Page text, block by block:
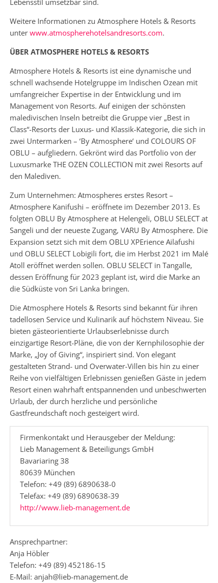
Lebensstil umsetzbar sind.
Weitere Informationen zu Atmosphere Hotels & Resorts
unter www.atmospherehotelsandresorts.com.
ÜBER ATMOSPHERE HOTELS & RESORTS
Atmosphere Hotels & Resorts ist eine dynamische und
schnell wachsende Hotelgruppe im Indischen Ozean mit
umfangreicher Expertise in der Entwicklung und im
Management von Resorts. Auf einigen der schönsten
maledivischen Inseln betreibt die Gruppe vier „Best in
Class“-Resorts der Luxus- und Klassik-Kategorie, die sich in
zwei Untermarken – ‘By Atmosphere‘ und COLOURS OF
OBLU – aufgliedern. Gekrönt wird das Portfolio von der
Luxusmarke THE OZEN COLLECTION mit zwei Resorts auf
den Malediven.
Zum Unternehmen: Atmospheres erstes Resort –
Atmosphere Kanifushi – eröffnete im Dezember 2013. Es
folgten OBLU By Atmosphere at Helengeli, OBLU SELECT at
Sangeli und der neueste Zugang, VARU By Atmosphere. Die
Expansion setzt sich mit dem OBLU XPErience Ailafushi
und OBLU SELECT Lobigili fort, die im Herbst 2021 im Malé
Atoll eröffnet werden sollen. OBLU SELECT in Tangalle,
dessen Eröffnung für 2023 geplant ist, wird die Marke an
die Südküste von Sri Lanka bringen.
Die Atmosphere Hotels & Resorts sind bekannt für ihren
tadellosen Service und Kulinarik auf höchstem Niveau. Sie
bieten gästeorientierte Urlaubserlebnisse durch
einzigartige Resort-Pläne, die von der Kernphilosophie der
Marke, „Joy of Giving“, inspiriert sind. Von elegant
gestalteten Strand- und Overwater-Villen bis hin zu einer
Reihe von vielfältigen Erlebnissen genießen Gäste in jedem
Resort einen wahrhaft entspannenden und unbeschwerten
Urlaub, der durch herzliche und persönliche
Gastfreundschaft noch gesteigert wird.
Firmenkontakt und Herausgeber der Meldung:
Lieb Management & Beteiligungs GmbH
Bavariaring 38
80639 München
Telefon: +49 (89) 6890638-0
Telefax: +49 (89) 6890638-39
http://www.lieb-management.de
Ansprechpartner:
Anja Höbler
Telefon: +49 (89) 452186-15
E-Mail: anjah@lieb-management.de